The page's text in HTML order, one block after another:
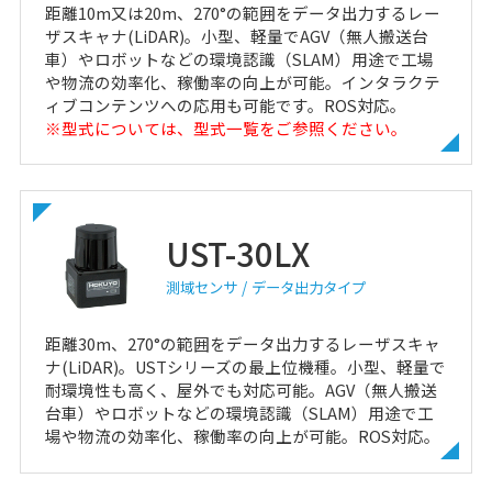
距離10m又は20m、270°の範囲をデータ出力するレー
ザスキャナ(LiDAR)。小型、軽量でAGV（無人搬送台
車）やロボットなどの環境認識（SLAM）用途で工場
や物流の効率化、稼働率の向上が可能。インタラクテ
ィブコンテンツへの応用も可能です。ROS対応。
※型式については、型式一覧をご参照ください。
UST-30LX
測域センサ データ出力タイプ
距離30m、270°の範囲をデータ出力するレーザスキャ
ナ(LiDAR)。USTシリーズの最上位機種。小型、軽量で
耐環境性も高く、屋外でも対応可能。AGV（無人搬送
台車）やロボットなどの環境認識（SLAM）用途で工
場や物流の効率化、稼働率の向上が可能。ROS対応。